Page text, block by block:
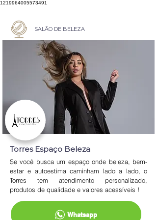
1219964005573491
SALÃO DE BELEZA
Torres Espaço Beleza
Se você busca um espaço onde beleza, bem-
estar e autoestima caminham lado a lado, o
Torres tem atendimento personalizado,
produtos de qualidade e valores acessíveis !
Whatsapp